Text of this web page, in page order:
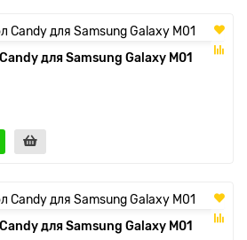
для Samsung Galaxy M01
для Samsung Galaxy M01